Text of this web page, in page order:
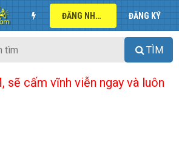
ĐĂNG NHẬP ĐĂNG KÝ
TÌM
sẽ cấm vĩnh viễn ngay và luôn